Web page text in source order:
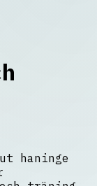
haninge